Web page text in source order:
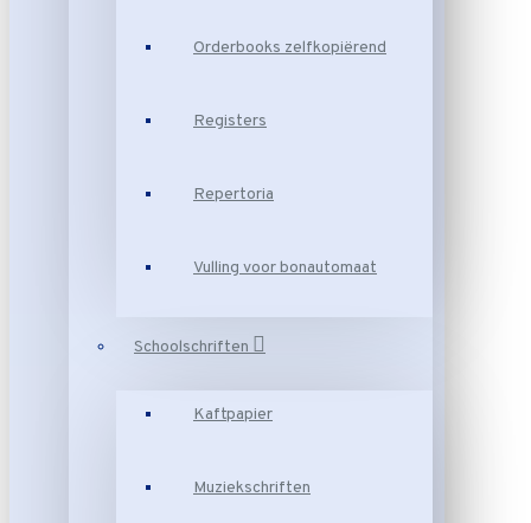
Orderbooks zelfkopiërend
Registers
Repertoria
Vulling voor bonautomaat
Schoolschriften
Kaftpapier
Muziekschriften